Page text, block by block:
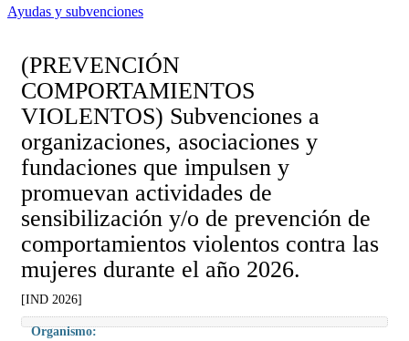
Ayudas y subvenciones
(PREVENCIÓN
COMPORTAMIENTOS
VIOLENTOS) Subvenciones a
organizaciones, asociaciones y
fundaciones que impulsen y
promuevan actividades de
sensibilización y/o de prevención de
comportamientos violentos contra las
mujeres durante el año 2026.
[IND 2026]
Organismo: